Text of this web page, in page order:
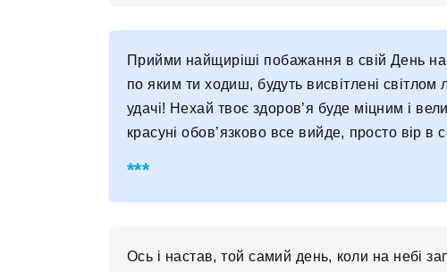
Прийми найщиріші побажання в свій День
по яким ти ходиш, будуть висвітлені світлом
удачі! Нехай твоє здоров’я буде міцним і
красуні обов’язково все вийде, просто вір в
Ось і настав, той самий день, коли на небі